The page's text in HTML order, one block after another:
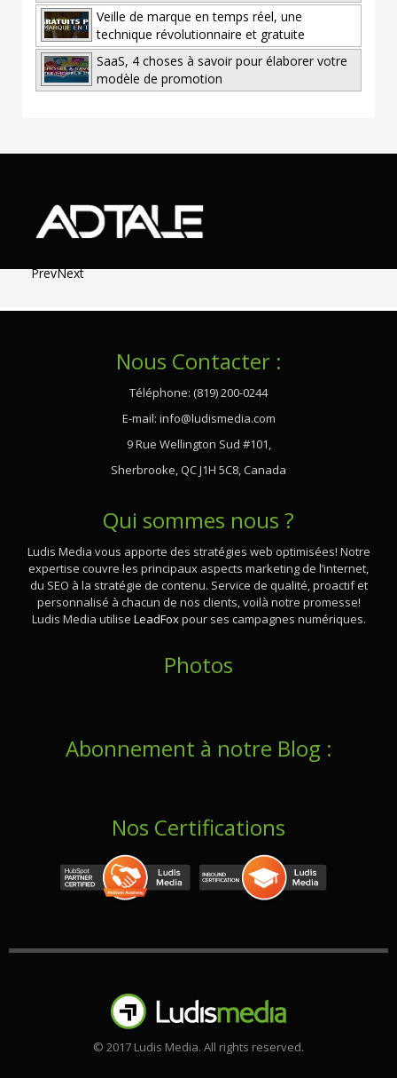
Veille de marque en temps réel, une
technique révolutionnaire et gratuite
SaaS, 4 choses à savoir pour élaborer votre
modèle de promotion
PrevNext
Nous Contacter :
Téléphone: (819) 200-0244
E-mail: info@ludismedia.com
9 Rue Wellington Sud #101,
Sherbrooke, QC J1H 5C8, Canada
Qui sommes nous ?
Ludis Media vous apporte des stratégies web optimisées! Notre
expertise couvre les principaux aspects marketing de l’internet,
du SEO à la stratégie de contenu. Service de qualité, proactif et
personnalisé à chacun de nos clients, voilà notre promesse!
Ludis Media utilise LeadFoxpour ses campagnes numériques.
Photos
Abonnement à notre Blog :
Nos Certifications
© 2017 Ludis Media. All rights reserved.